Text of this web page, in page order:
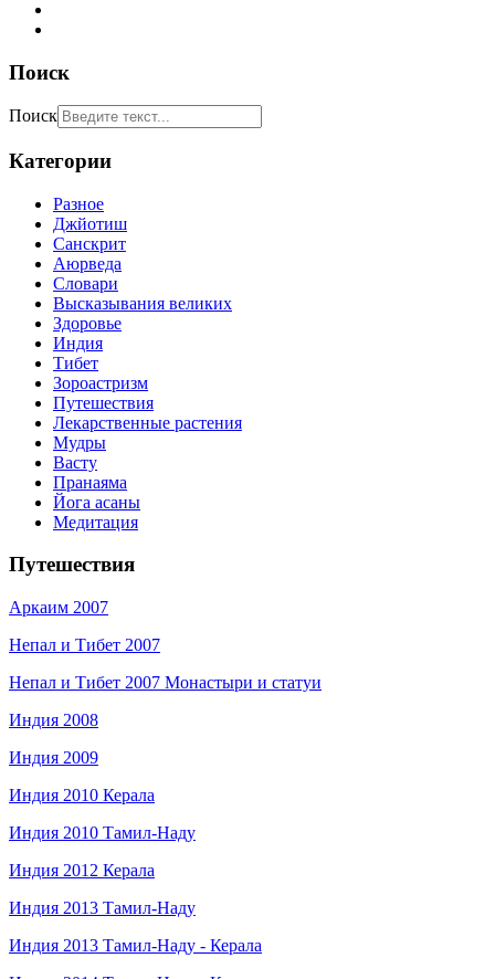
Поиск
Поиск
Категории
Разное
Джйотиш
Санскрит
Аюрведа
Словари
Высказывания великих
Здоровье
Индия
Тибет
Зороастризм
Путешествия
Лекарственные растения
Мудры
Васту
Пранаяма
Йога асаны
Медитация
Путешествия
Аркаим 2007
Непал и Тибет 2007
Непал и Тибет 2007 Монастыри и статуи
Индия 2008
Индия 2009
Индия 2010 Керала
Индия 2010 Тамил-Наду
Индия 2012 Керала
Индия 2013 Тамил-Наду
Индия 2013 Тамил-Наду - Керала